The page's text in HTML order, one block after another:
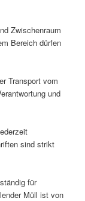
Zwischenraum
Bereich dürfen
Transport vom
und
sind strikt
für
Müll ist von